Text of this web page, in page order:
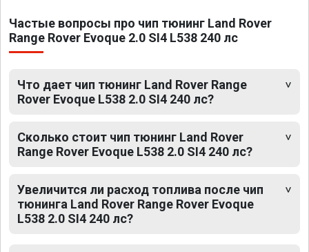
Частые вопросы про чип тюнинг Land Rover
Range Rover Evoque 2.0 SI4 L538 240 лс
Что дает чип тюнинг Land Rover Range
Rover Evoque L538 2.0 SI4 240 лс?
Сколько стоит чип тюнинг Land Rover
Range Rover Evoque L538 2.0 SI4 240 лс?
Увеличится ли расход топлива после чип
тюнинга Land Rover Range Rover Evoque
L538 2.0 SI4 240 лс?